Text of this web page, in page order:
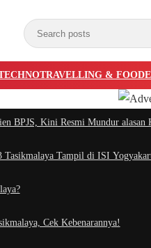
TRAVELLING & FOOD
BPJS, Kini Resmi Mundur alasan
Tampil di ISI
Cek Kebenarannya!